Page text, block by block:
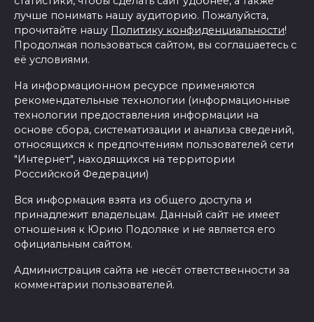
лучше понимать нашу аудиторию. Пожалуйста,
прочитайте нашу Политику конфиденциальности!
Продолжая пользоваться сайтом, вы соглашаетесь с
её условиями.
На информационном ресурсе применяются
рекомендательные технологии (информационные
технологии предоставления информации на
основе сбора, систематизации и анализа сведений,
относящихся к предпочтениям пользователей сети
"Интернет", находящихся на территории
Российской Федерации)
Вся информация взята из общего доступа и
принадлежит владельцам. Данный сайт не имеет
отношения к Юрию Подоляке и не является его
официальным сайтом.
Администрация сайта не несёт ответственности за
комментарии пользователей.